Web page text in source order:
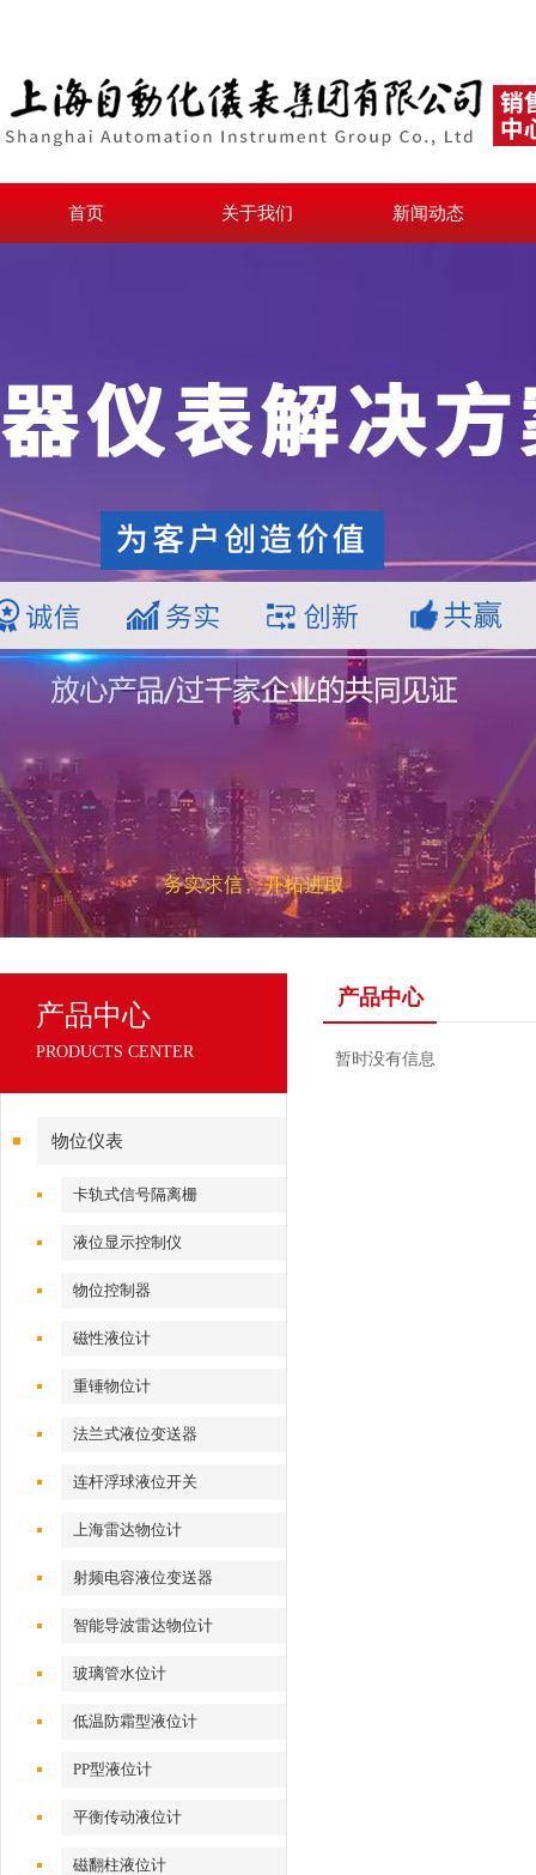
首页 关于我们 新闻动态
产品中心
PRODUCTS CENTER
物位仪表
卡轨式信号隔离栅
液位显示控制仪
物位控制器
磁性液位计
重锤物位计
法兰式液位变送器
连杆浮球液位开关
上海雷达物位计
射频电容液位变送器
智能导波雷达物位计
玻璃管水位计
低温防霜型液位计
PP型液位计
平衡传动液位计
磁翻柱液位计
产品中心
暂时没有信息